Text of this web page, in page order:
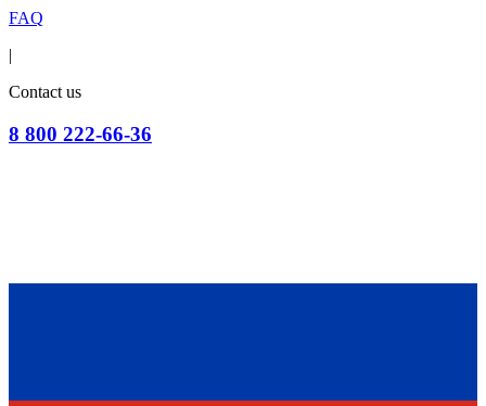
FAQ
|
Contact us
8 800 222-66-36